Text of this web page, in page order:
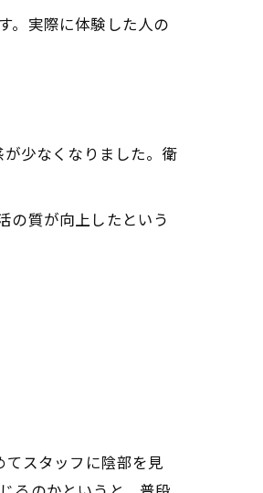
。実際に体験した人の
少なくなりました。衛
の質が向上したという
スタッフに陰部を見